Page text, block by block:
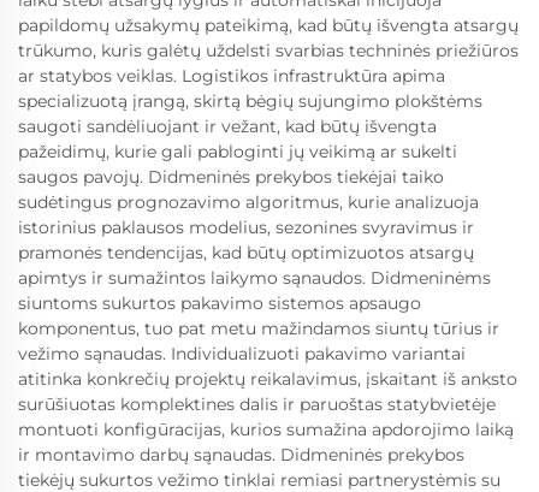
papildomų užsakymų pateikimą, kad būtų išvengta atsargų
trūkumo, kuris galėtų uždelsti svarbias techninės priežiūros
ar statybos veiklas. Logistikos infrastruktūra apima
specializuotą įrangą, skirtą bėgių sujungimo plokštėms
saugoti sandėliuojant ir vežant, kad būtų išvengta
pažeidimų, kurie gali pabloginti jų veikimą ar sukelti
saugos pavojų. Didmeninės prekybos tiekėjai taiko
sudėtingus prognozavimo algoritmus, kurie analizuoja
istorinius paklausos modelius, sezonines svyravimus ir
pramonės tendencijas, kad būtų optimizuotos atsargų
apimtys ir sumažintos laikymo sąnaudos. Didmeninėms
siuntoms sukurtos pakavimo sistemos apsaugo
komponentus, tuo pat metu mažindamos siuntų tūrius ir
vežimo sąnaudas. Individualizuoti pakavimo variantai
atitinka konkrečių projektų reikalavimus, įskaitant iš anksto
surūšiuotas komplektines dalis ir paruoštas statybvietėje
montuoti konfigūracijas, kurios sumažina apdorojimo laiką
ir montavimo darbų sąnaudas. Didmeninės prekybos
tiekėjų sukurtos vežimo tinklai remiasi partnerystėmis su